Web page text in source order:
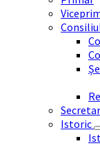
Secretar
Istoric